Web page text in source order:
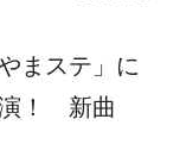
まステ」に
演！ 新曲